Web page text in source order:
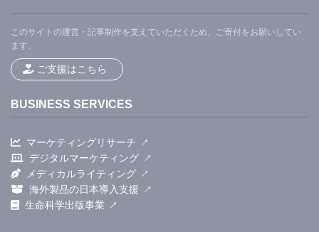
このサイトの運営・記事制作を支えていただくため、ご寄付をお願いしてい
ます。
ご支援はこちら
BUSINESS SERVICES
マーケティングリサーチ
デジタルマーケティング
メディカルライティング
海外製品の日本導入支援
生命科学出版事業